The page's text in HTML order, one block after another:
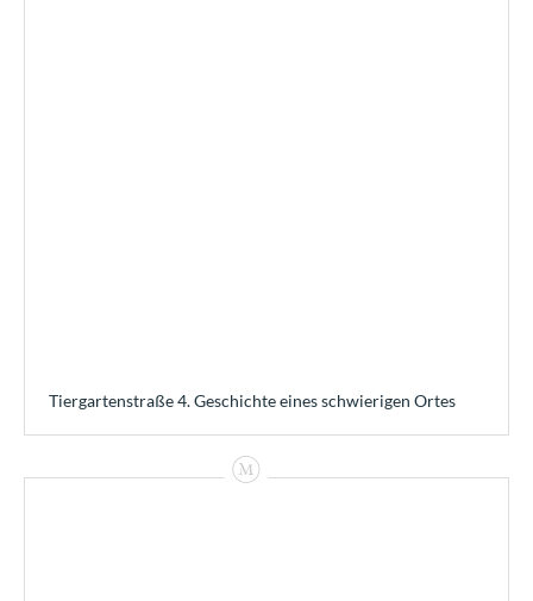
Tiergartenstraße 4. Geschichte eines schwierigen Ortes